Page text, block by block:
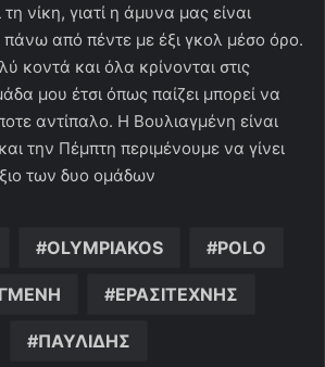
νίκη, γιατί η άμυνα μας είναι
πάνω από πέντε με έξι γκολ μέσο όρο.
κοντά και όλα κρίνονται στις
μου έτσι όπως παίζει μπορεί να
αντίπαλο. Η Βουλιαγμένη είναι
την Πέμπτη περιμένουμε να γίνει
των δυο ομάδων
OLYMPIAKOS POLO
ΕΡΑΣΙΤΕΧΝΗΣ
ΠΑΥΛΙΔΗΣ